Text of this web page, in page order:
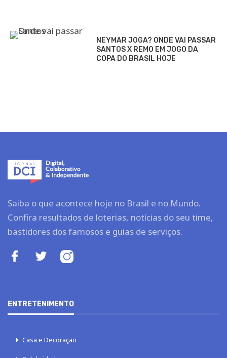
NEYMAR JOGA? ONDE VAI PASSAR
SANTOS X REMO EM JOGO DA
COPA DO BRASIL HOJE
Saiba o que acontece hoje no Brasil e no Mundo.
Confira resultados de loterias, notícias do seu time,
bastidores dos famosos e guias de serviços.
ENTRETENIMENTO
Casa e Decoração